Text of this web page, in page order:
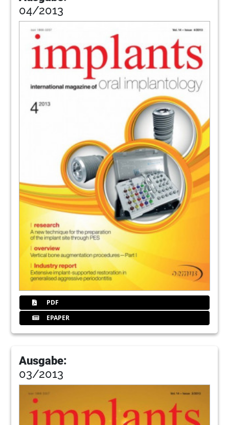
04/2013
PDF
EPAPER
Ausgabe:
03/2013